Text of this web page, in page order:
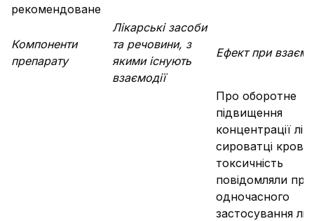
рекомендоване
Компоненти
препарату
Лікарські засоби
та речовини, з
якими існують
взаємодії
Ефект при
Про оборотне
підвищення
концентрації
сироватці крові і
токсичність
повідомляли
одночасного
застосування